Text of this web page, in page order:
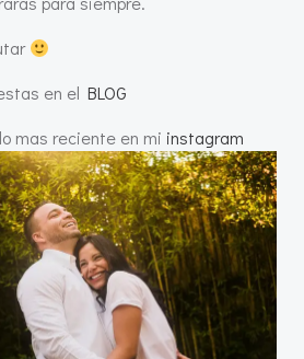
en el BLOG
mas reciente en mi instagram